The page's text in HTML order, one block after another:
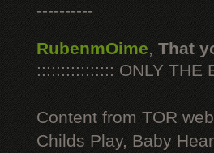
----------
RubenmOime, That
:::::::::::::::: ONLY THE
Content from TOR
Childs Play, Baby